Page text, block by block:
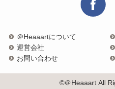
＠Heaaartについて
運営会社
お問い合わせ
©＠Heaaart All